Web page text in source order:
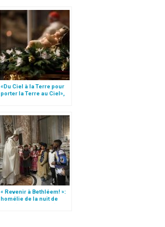
«Du Ciel à la Terre pour
porter la Terre au Ciel»,
« Revenir à Bethléem! »:
homélie de la nuit de